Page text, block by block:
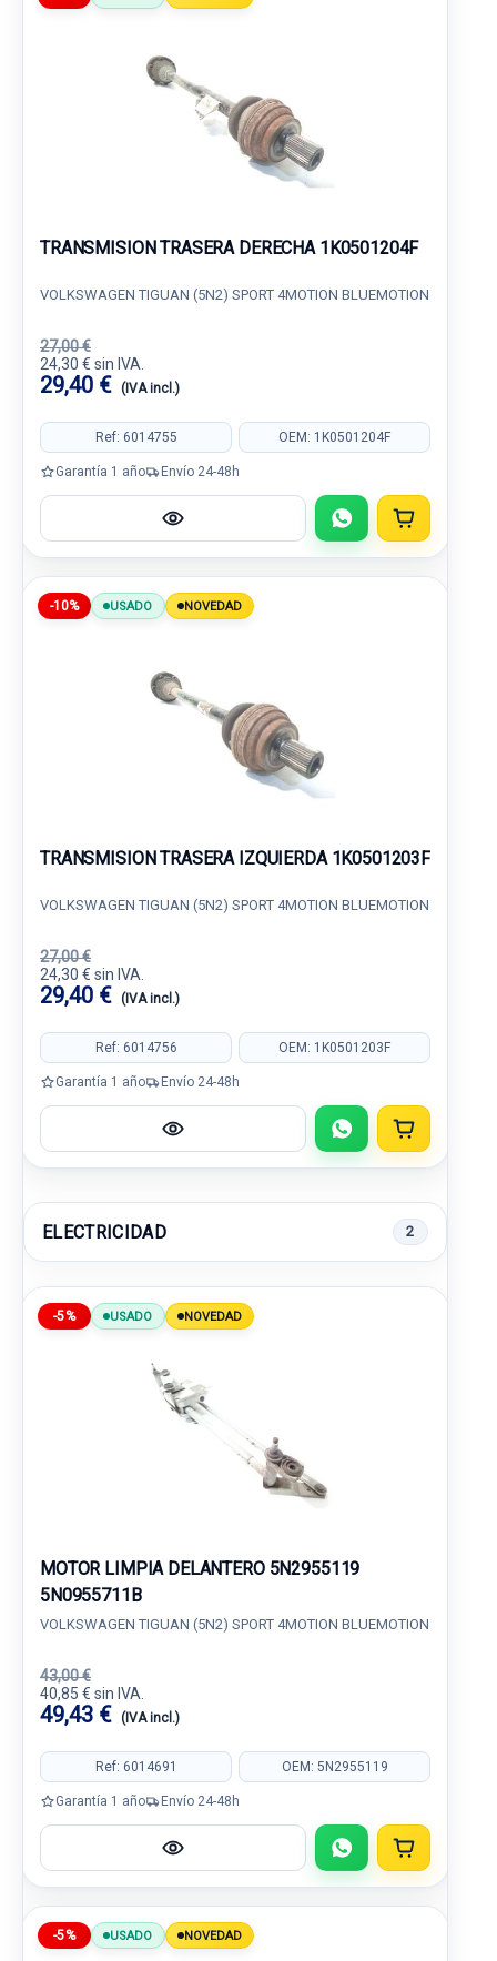
TRANSMISION TRASERA DERECHA 1K0501204F
VOLKSWAGEN TIGUAN (5N2) SPORT 4MOTION BLUEMOTION
27,00 €
24,30 € sin IVA.
29,40 € (IVA incl.)
Ref: 6014755 OEM: 1K0501204F
Garantía 1 año Envío 24-48h
-10% USADO NOVEDAD
TRANSMISION TRASERA IZQUIERDA 1K0501203F
VOLKSWAGEN TIGUAN (5N2) SPORT 4MOTION BLUEMOTION
27,00 €
24,30 € sin IVA.
29,40 € (IVA incl.)
Ref: 6014756 OEM: 1K0501203F
Garantía 1 año Envío 24-48h
ELECTRICIDAD 2
-5% USADO NOVEDAD
MOTOR LIMPIA DELANTERO 5N2955119
5N0955711B
VOLKSWAGEN TIGUAN (5N2) SPORT 4MOTION BLUEMOTION
43,00 €
40,85 € sin IVA.
49,43 € (IVA incl.)
Ref: 6014691 OEM: 5N2955119
Garantía 1 año Envío 24-48h
-5% USADO NOVEDAD